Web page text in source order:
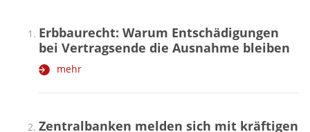
Erbbaurecht: Warum Entschädigungen
bei Vertragsende die Ausnahme bleiben
mehr
Zentralbanken melden sich mit kräftigen